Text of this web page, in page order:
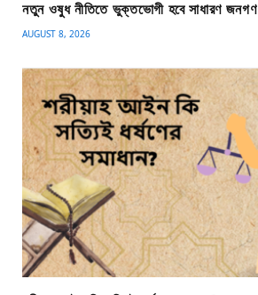
নতুন ওষুধ নীতিতে ভুক্তভোগী হবে সাধারণ জনগণ
AUGUST 8, 2026